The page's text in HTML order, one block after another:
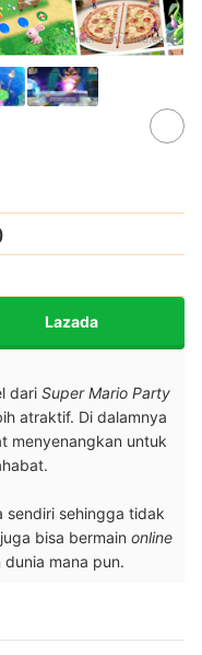
Sumber:nintendo.com
Lazada
dari Super Mario Party
atraktif. Di dalamnya
menyenangkan untuk
sendiri sehingga tidak
bisa bermain online
mana pun.